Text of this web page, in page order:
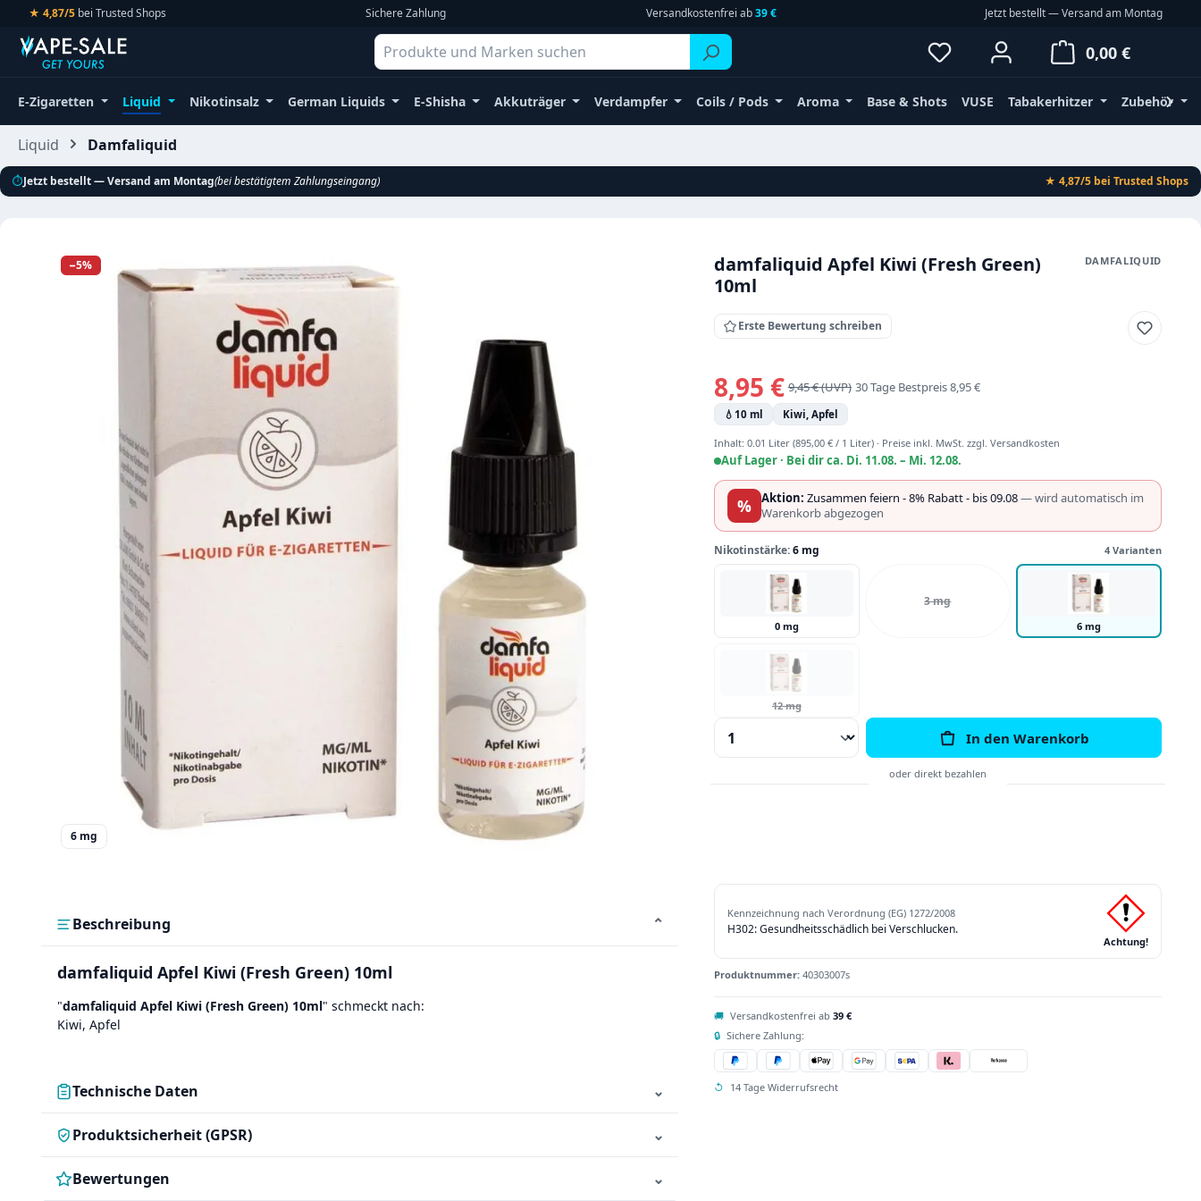
Hauptinhalt springen
Zur Suche springen
Zur Hauptnavigation springen
★ 4,87/5 bei Trusted Shops Sichere Zahlung Versandkostenfrei ab39 € Jetzt bestellt — Versand am Montag
Du hast 0 Produkte auf dem
0,00 €
E-Zigaretten Liquid Nikotinsalz German Liquids E-Shisha Akkuträger Verdampfer Coils / Pods Aroma Base & Shots VUSE Tabakerhitzer Zubehör
Liquid Damfaliquid
⏱Jetzt bestellt — Versand am Montag(bei bestätigtem Zahlungseingang) ★ 4,87/5 bei Trusted Shops
Bildergalerie überspringen
−5%
6 mg
Beschreibung ⌄
damfaliquid Apfel Kiwi (Fresh Green) 10ml
"damfaliquid Apfel Kiwi (Fresh Green) 10ml" schmeckt nach:
Kiwi, Apfel
Technische Daten ⌄
Produktsicherheit (GPSR) ⌄
Bewertungen ⌄
DAMFALIQUID
damfaliquid Apfel Kiwi (Fresh Green)
10ml
Erste Bewertung schreiben
Verkaufspreis:
8,95 €Regulärer Preis:
9,45 € 30 Tage Bestpreis 8,95 €
💧 10 ml Kiwi, Apfel
Inhalt: 0.01 Liter (895,00 € / 1 Liter) · Preise inkl. MwSt. zzgl. Versandkosten
Auf Lager · Bei dir ca. Di. 11.08. – Mi. 12.08.
% Aktion: Zusammen feiern - 8% Rabatt - bis 09.08— wird automatisch im
Warenkorb abgezogen
Nikotinstärke:6 mg 4 Varianten
0 mg
3 mg
6 mg
12 mg
Produkt Anzahl: Gib den gewünschten Wert
In den Warenkorb
Kennzeichnung nach Verordnung (EG) 1272/2008
H302: Gesundheitsschädlich bei Verschlucken.
Achtung!
Produktnummer: 40303007s
🚚 Versandkostenfrei ab 39 €
🔒 Sichere Zahlung:
↺ 14 Tage Widerrufsrecht